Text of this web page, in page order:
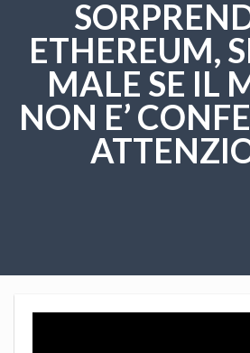
ETHEREUM,
MALE SE IL
NON E’